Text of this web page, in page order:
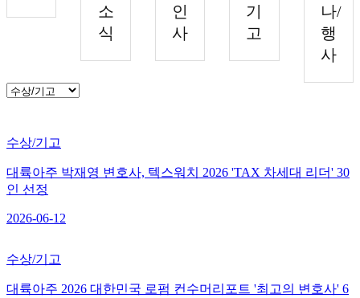
소
식
인
사
기
고
나/
행
사
수상/기고
대륙아주 박재영 변호사, 텍스워치 2026 'TAX 차세대 리더' 30
인 선정
2026-06-12
수상/기고
대륙아주 2026 대한민국 로펌 컨수머리포트 '최고의 변호사' 6